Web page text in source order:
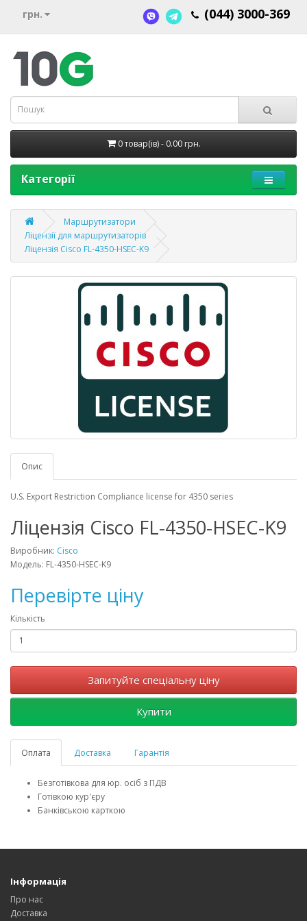
грн. (044) 3000-369
0 товар(ів) - 0.00 грн.
Категорії
Маршрутизатори
Ліцензії для маршрутизаторів
Ліцензія Cisco FL-4350-HSEC-K9
Опис
U.S. Export Restriction Compliance license for 4350 series
Ліцензія Cisco FL-4350-HSEC-K9
Виробник: Cisco
Модель: FL-4350-HSEC-K9
Перевірте ціну
Кількість
Запитуйте спеціальну ціну
Купити
Оплата Доставка Гарантія
Безготівкова для юр. осіб з ПДВ
Готівкою кур'єру
Банківською карткою
Інформація
Про нас
Доставка